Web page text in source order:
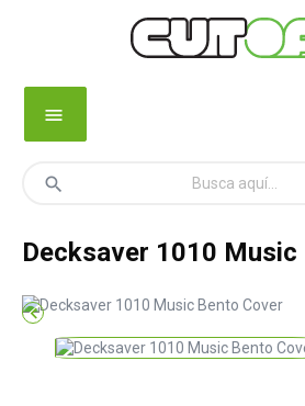
menu
search
Decksaver 1010 Music
